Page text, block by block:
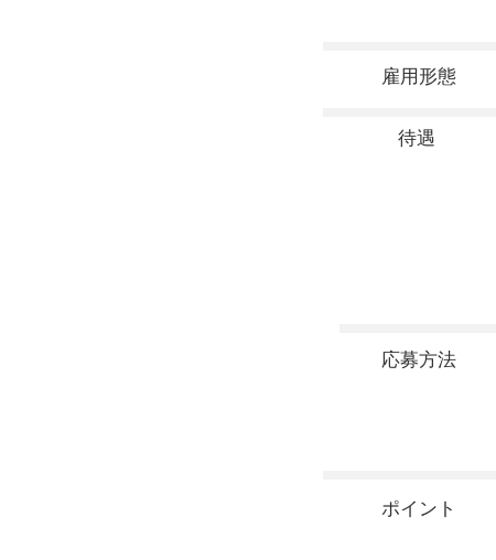
雇用形態
待遇
応募方法
ポイント